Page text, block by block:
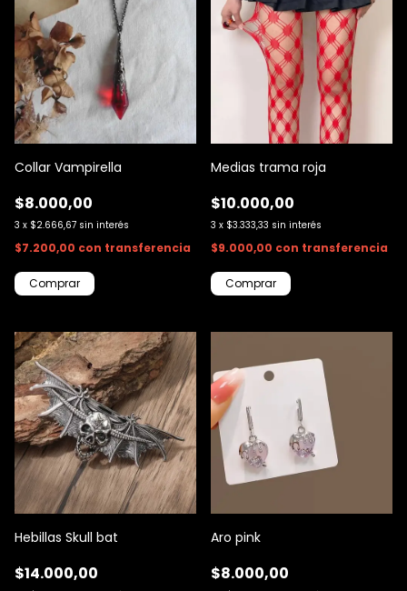
Collar Vampirella
$8.000,00
3 x $2.666,67 sin interés
$7.200,00 con transferencia
Medias trama roja
$10.000,00
3 x $3.333,33 sin interés
$9.000,00 con transferencia
Hebillas Skull bat
$14.000,00
Aro pink
$8.000,00